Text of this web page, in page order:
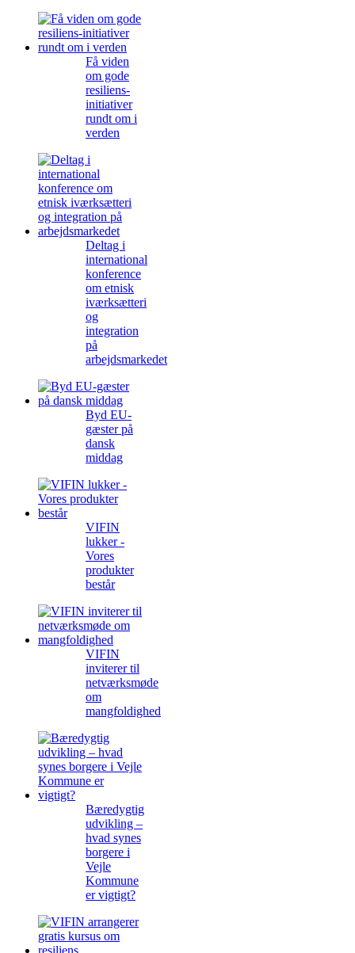
Få viden
om gode
resiliens-
initiativer
rundt om i
verden
Deltag i
international
konference
om etnisk
iværksætteri
og
integration
på
arbejdsmarkedet
Byd EU-
gæster på
dansk
middag
VIFIN
lukker -
Vores
produkter
består
VIFIN
inviterer til
netværksmøde
om
mangfoldighed
Bæredygtig
udvikling –
hvad synes
borgere i
Vejle
Kommune
er vigtigt?